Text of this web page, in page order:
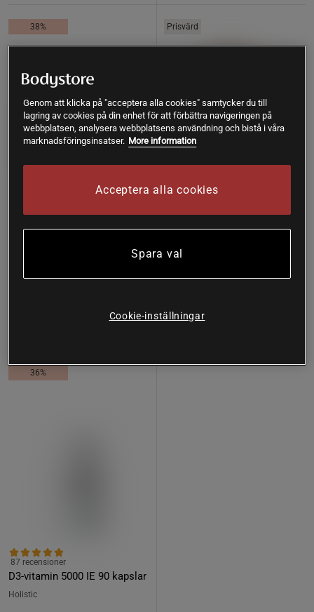
38%
LactoVitalis Pro 30 kapslar
58 recensioner
Prisvärd
Magnesium 375 mg 100
119 recensioner
Lägsta pris
36%
D3-vitamin 5000 IE 90 kapslar
87 recensioner
Holistic
Genom att klicka på "acceptera alla cookies" samtycker du till
lagring av cookies på din enhet för att förbättra navigeringen på
webbplatsen, analysera webbplatsens användning och bistå i våra
marknadsföringsinsatser. More information
Acceptera alla cookies
Spara val
Cookie-inställningar